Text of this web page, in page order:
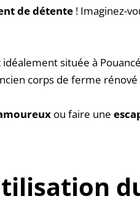
de détente ! Imaginez-
idéalement située à
corps de ferme
ou faire une